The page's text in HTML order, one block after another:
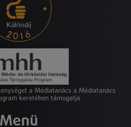
a Médiatanács a Médiatanács
keretében támogatja
Menü